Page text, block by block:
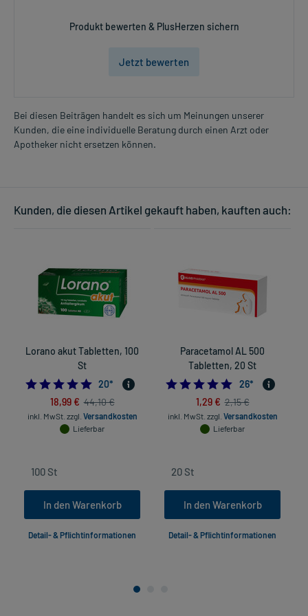
Produkt bewerten & PlusHerzen sichern
Jetzt bewerten
Bei diesen Beiträgen handelt es sich um Meinungen unserer
Kunden, die eine individuelle Beratung durch einen Arzt oder
Apotheker nicht ersetzen können.
Kunden, die diesen Artikel gekauft haben, kauften auch:
Lorano akut Tabletten, 100
St
4.95
20*
18,99 € 44,10 €
inkl. MwSt. zzgl. Versandkosten
Lieferbar
In den Warenkorb
Detail- & Pflichtinformationen
Paracetamol AL 500
Tabletten, 20 St
26*
1,29 € 2,15 €
inkl. MwSt. zzgl. Versandkosten
Lieferbar
In den Warenkorb
Detail- & Pflichtinformationen